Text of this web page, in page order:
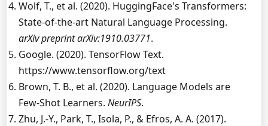
Wolf, T., et al. (2020). HuggingFace's Transformers:
State-of-the-art Natural Language Processing.
arXiv preprint arXiv:1910.03771.
Google. (2020). TensorFlow Text.
https://www.tensorflow.org/text
Brown, T. B., et al. (2020). Language Models are
Few-Shot Learners. NeurIPS.
Zhu, J.-Y., Park, T., Isola, P., & Efros, A. A. (2017).